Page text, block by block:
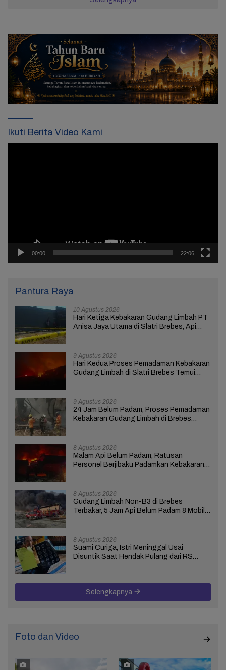
Ikuti Berita Video Kami
00:00 22:06
Pantura Raya
10 Agustus 2026
Hari Ketiga Kebakaran Gudang Limbah PT
Anisa Jaya Utama di Slatri Brebes, Api
9 Agustus 2026
Hari Kedua Proses Pemadaman Kebakaran
Gudang Limbah di Slatri Brebes Temui
9 Agustus 2026
24 Jam Belum Padam, Proses Pemadaman
Kebakaran Gudang Limbah di Brebes
8 Agustus 2026
Malam Api Belum Padam, Ratusan
Personel Berjibaku Padamkan Kebakaran
8 Agustus 2026
Gudang Limbah Non-B3 di Brebes
Terbakar, 5 Jam Api Belum Padam 8 Mobil
8 Agustus 2026
Suami Curiga, Istri Meninggal Usai
Disuntik Saat Hendak Pulang dari RS
Selengkapnya
Foto dan Video